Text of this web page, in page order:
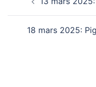
Navigation
18 mars 2025: